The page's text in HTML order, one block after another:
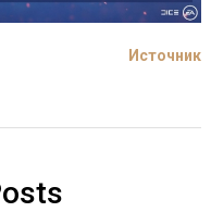
Источник